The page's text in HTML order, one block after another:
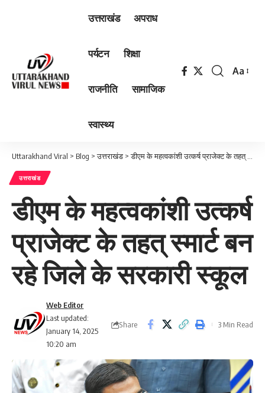
उत्तराखंड अपराध
पर्यटन शिक्षा
राजनीति सामाजिक
स्वास्थ्य
Font
Aa
Uttarakhand Viral > Blog >उत्तराखंड >डीएम के महत्वकांशी उत्कर्ष प्राजेक्ट के तहत् स्मार्ट बन रहे जिले के सरकारी स्कूल
उत्तराखंड
डीएम के महत्वकांशी उत्कर्ष
प्राजेक्ट के तहत् स्मार्ट बन
रहे जिले के सरकारी स्कूल
Last updated:
January 14, 2025
10:20 am
Web Editor
Share 3 Min Read